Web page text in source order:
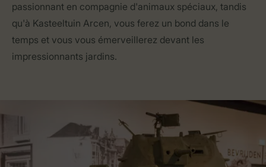
passionnant en compagnie d'animaux spéciaux, tandis
qu'à Kasteeltuin Arcen, vous ferez un bond dans le
temps et vous vous émerveillerez devant les
impressionnants jardins.